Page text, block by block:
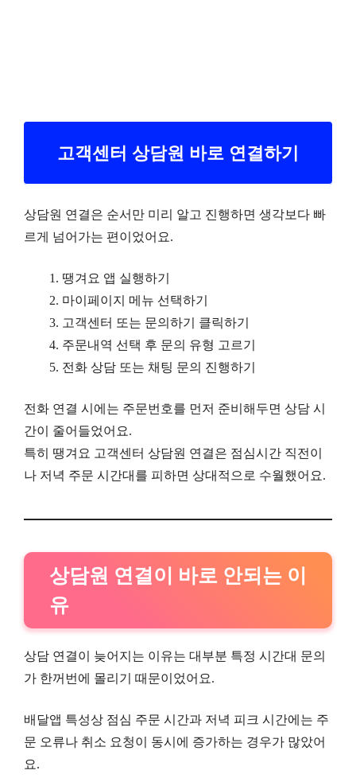
고객센터 상담원 바로 연결하기
상담원 연결은 순서만 미리 알고 진행하면 생각보다 빠
르게 넘어가는 편이었어요.
땡겨요 앱 실행하기
마이페이지 메뉴 선택하기
고객센터 또는 문의하기 클릭하기
주문내역 선택 후 문의 유형 고르기
전화 상담 또는 채팅 문의 진행하기
전화 연결 시에는 주문번호를 먼저 준비해두면 상담 시
간이 줄어들었어요.
특히 땡겨요 고객센터 상담원 연결은 점심시간 직전이
나 저녁 주문 시간대를 피하면 상대적으로 수월했어요.
상담원 연결이 바로 안되는 이
유
상담 연결이 늦어지는 이유는 대부분 특정 시간대 문의
가 한꺼번에 몰리기 때문이었어요.
배달앱 특성상 점심 주문 시간과 저녁 피크 시간에는 주
문 오류나 취소 요청이 동시에 증가하는 경우가 많았어
요.